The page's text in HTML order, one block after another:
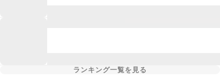
ランキング一覧を見る